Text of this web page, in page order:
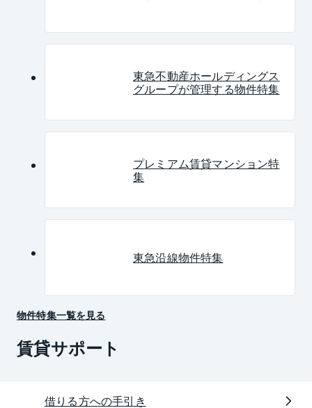
東急不動産ホールディングス
グループが管理する物件特集
プレミアム賃貸マンション特
集
東急沿線物件特集
物件特集一覧を見る
賃貸サポート
借りる方への手引き